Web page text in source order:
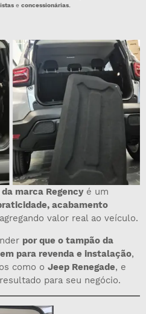
e concessionárias.
marca Regencyé um
acabamento
valor real ao veículo.
por que o tampão da
para revenda e instalação,
como o Jeep Renegade, e
para seu negócio.